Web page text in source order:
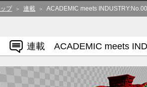
ップ ＞ 連載 ＞ ACADEMIC meets
連載 ACADEMIC meets